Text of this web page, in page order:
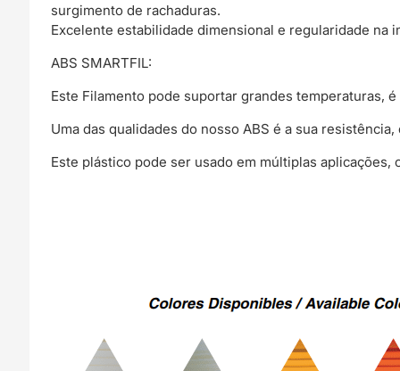
surgimento de rachaduras.
Excelente estabilidade dimensional e regularidade na
ABS SMARTFIL:
Este Filamento pode suportar grandes temperaturas,
Uma das qualidades do nosso ABS é a sua
Este plástico pode ser usado em múltiplas